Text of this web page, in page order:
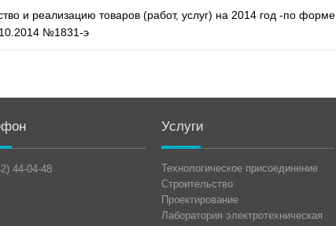
и реализацию товаров (работ, услуг) на 2014 год -по форме,
№1831-э
44-04-48
Услуги
Технологическое присоединение
Строительство
Проектирование
Лаборатория электротехническая